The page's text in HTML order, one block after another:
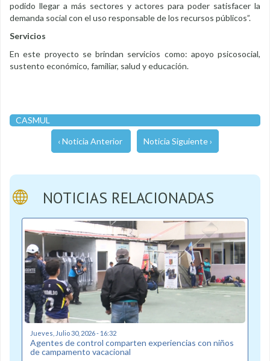
podido llegar a más sectores y actores para poder satisfacer la
demanda social con el uso responsable de los recursos públicos”.
Servicios
En este proyecto se brindan servicios como: apoyo psicosocial,
sustento económico, familiar, salud y educación.
CASMUL
‹ Noticia Anterior Noticia Siguiente ›
NOTICIAS RELACIONADAS
Jueves, Julio 30, 2026 - 16:32
Agentes de control comparten experiencias con niños
de campamento vacacional